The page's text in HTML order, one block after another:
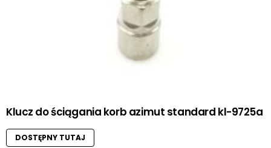
Klucz do ściągania korb azimut standard kl-9725a
DOSTĘPNY TUTAJ